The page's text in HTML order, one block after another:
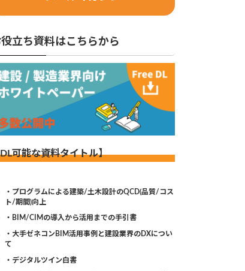
立ち資料はこちらから
可能な資料タイトル】
・プログラムによる建築/土木設計のQCD(品質/コス
ト/期間)向上
・BIM/CIMの導入から活用までの手引書
・大手ゼネコンBIM活用事例と建設業界のDXについ
て
・デジタルツイン白書